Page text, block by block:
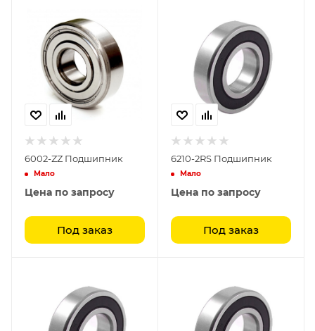
6002-ZZ Подшипник
Мало
Цена по запросу
Под заказ
6210-2RS Подшипник
Мало
Цена по запросу
Под заказ